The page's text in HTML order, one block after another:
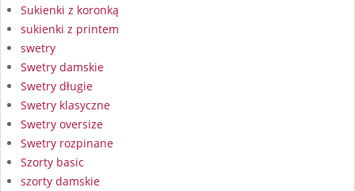
Sukienki z koronką
sukienki z printem
swetry
Swetry damskie
Swetry długie
Swetry klasyczne
Swetry oversize
Swetry rozpinane
Szorty basic
szorty damskie